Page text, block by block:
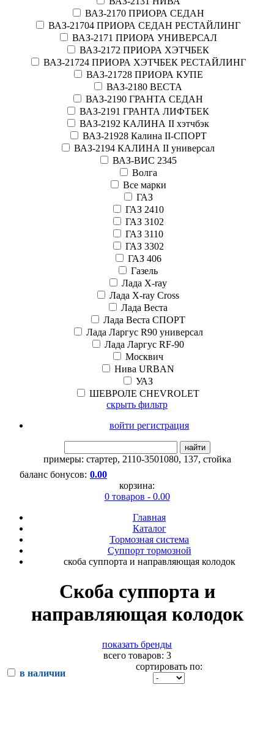
ВАЗ-2170 ПРИОРА СЕДАН
ВАЗ-21704 ПРИОРА СЕДАН РЕСТАЙЛИНГ
ВАЗ-2171 ПРИОРА УНИВЕРСАЛ
ВАЗ-2172 ПРИОРА ХЭТЧБЕК
ВАЗ-21724 ПРИОРА ХЭТЧБЕК РЕСТАЙЛИНГ
ВАЗ-21728 ПРИОРА КУПЕ
ВАЗ-2180 ВЕСТА
ВАЗ-2190 ГРАНТА СЕДАН
ВАЗ-2191 ГРАНТА ЛИФТБЕК
ВАЗ-2192 КАЛИНА II хэтчбэк
ВАЗ-21928 Калина II-СПОРТ
ВАЗ-2194 КАЛИНА II универсал
ВАЗ-ВИС 2345
Волга
Все марки
ГАЗ
ГАЗ 2410
ГАЗ 3102
ГАЗ 3110
ГАЗ 3302
ГАЗ 406
Газель
Лада X-ray
Лада X-ray Cross
Лада Веста
Лада Веста СПОРТ
Лада Ларгус R90 универсал
Лада Ларгус RF-90
Москвич
Нива URBAN
УАЗ
ШЕВРОЛЕ CHEVROLET
скрыть фильтр
войти регистрация
найти
примеры: стартер, 2110-3501080, 137, стойка
баланс бонусов: 0.00
корзина:
0 товаров - 0.00
Главная
Каталог
Тормозная система
Суппорт тормозной
скоба суппорта и направляющая колодок
Скоба суппорта и
направляющая колодок
показать бренды
всего товаров: 3
в наличии
сортировать по: